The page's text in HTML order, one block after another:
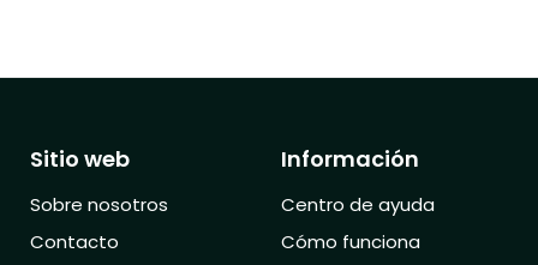
Sitio web
Sobre nosotros
Contacto
Información
Centro de ayuda
Cómo funciona